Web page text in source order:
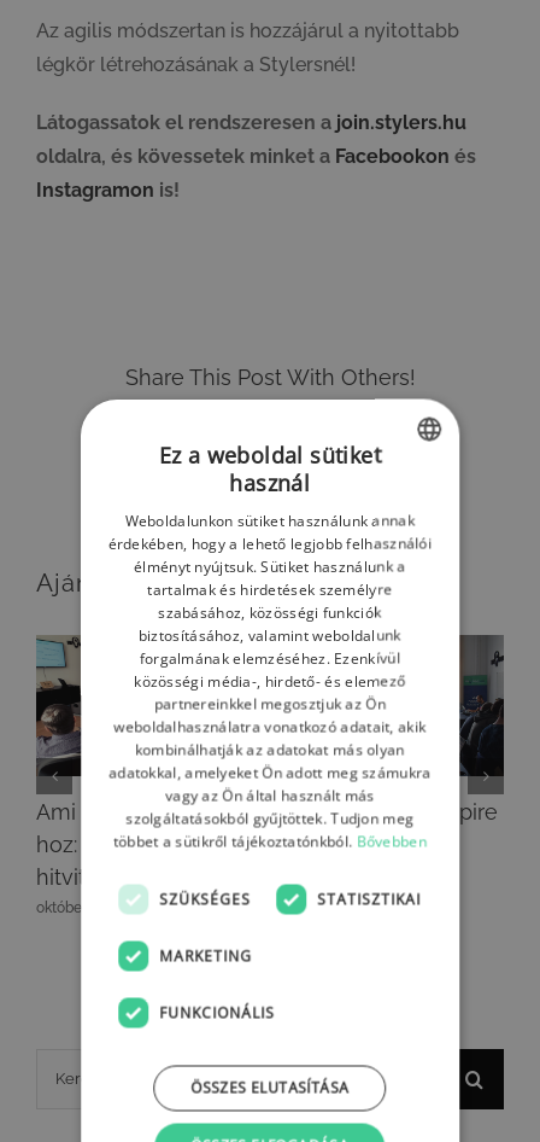
Az agilis módszertan is hozzájárul a nyitottabb
légkör létrehozásának a Stylersnél!
Látogassatok el rendszeresen a join.stylers.hu
oldalra, és kövessetek minket a Facebookon és
Instagramon is!
Share This Post With Others!
FacebookLinkedInEmail:
Ajánlott bejegyzések
Ami mindig lázba
hoz: fejlesztési
hitvita
október 16th, 2020
Learn, teach, inspire
szeptember 29th, 2020
ENGLISH
HUNGARIAN
Ez a weboldal sütiket
használ
Weboldalunkon sütiket használunk annak
érdekében, hogy a lehető legjobb felhasználói
élményt nyújtsuk. Sütiket használunk a
tartalmak és hirdetések személyre
szabásához, közösségi funkciók
biztosításához, valamint weboldalunk
forgalmának elemzéséhez. Ezenkívül
közösségi média-, hirdető- és elemező
partnereinkkel megosztjuk az Ön
weboldalhasználatra vonatkozó adatait, akik
kombinálhatják az adatokat más olyan
adatokkal, amelyeket Ön adott meg számukra
vagy az Ön által használt más
szolgáltatásokból gyűjtöttek. Tudjon meg
többet a sütikről tájékoztatónkból. Bővebben
SZÜKSÉGES STATISZTIKAI
MARKETING
FUNKCIONÁLIS
ÖSSZES ELUTASÍTÁSA